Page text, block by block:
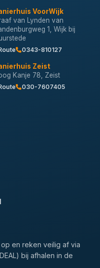
VoorWijk
van Lynden van
1, Wijk bij
0343-810127
Zeist
Kanje 78, Zeist
030-7607405
en reken veilig af via
bij afhalen in de